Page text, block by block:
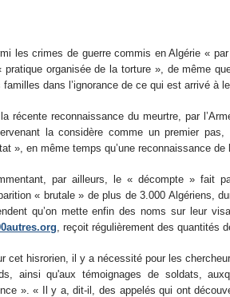
les crimes de guerre commis en Algérie «
pratique organisée de la torture », de même
familles dans l’ignorance de ce qui est arrivé à
récente reconnaissance du meurtre, par
la considère comme un premier
», en même temps qu’une reconnaissance
par ailleurs, le « décompte » fait
« brutale » de plus de 3.000 Algériens,
qu’on mette enfin des noms sur leur
, reçoit régulièrement des quantités
cet hisrorien, il y a nécessité pour les
ainsi qu'aux témoignages de soldats,
». « Il y a, dit-il, des appelés qui ont